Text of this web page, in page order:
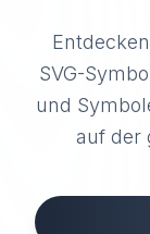
SVG-
und
auf der